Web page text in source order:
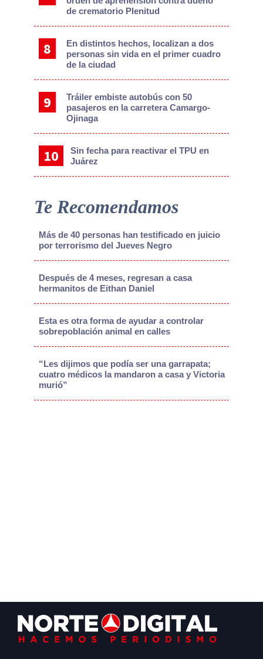
de crematorio Plenitud
En distintos hechos, localizan a dos
personas sin vida en el primer cuadro
de la ciudad
Tráiler embiste autobús con 50
pasajeros en la carretera Camargo-
Ojinaga
Sin fecha para reactivar el TPU en
Juárez
Te Recomendamos
Más de 40 personas han testificado en juicio
por terrorismo del Jueves Negro
Después de 4 meses, regresan a casa
hermanitos de Eithan Daniel
Esta es otra forma de ayudar a controlar
sobrepoblación animal en calles
“Les dijimos que podía ser una garrapata;
cuatro médicos la mandaron a casa y Victoria
murió”
Footer